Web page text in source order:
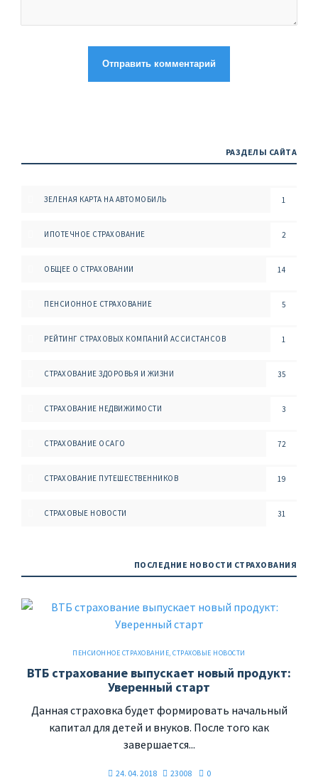
РАЗДЕЛЫ САЙТА
ЗЕЛЕНАЯ КАРТА НА АВТОМОБИЛЬ 1
ИПОТЕЧНОЕ СТРАХОВАНИЕ 2
ОБЩЕЕ О СТРАХОВАНИИ 14
ПЕНСИОННОЕ СТРАХОВАНИЕ 5
РЕЙТИНГ СТРАХОВЫХ КОМПАНИЙ АССИСТАНСОВ 1
СТРАХОВАНИЕ ЗДОРОВЬЯ И ЖИЗНИ 35
СТРАХОВАНИЕ НЕДВИЖИМОСТИ 3
СТРАХОВАНИЕ ОСАГО 72
СТРАХОВАНИЕ ПУТЕШЕСТВЕННИКОВ 19
СТРАХОВЫЕ НОВОСТИ 31
ПОСЛЕДНИЕ НОВОСТИ СТРАХОВАНИЯ
ПЕНСИОННОЕ СТРАХОВАНИЕ,СТРАХОВЫЕ НОВОСТИ
ВТБ страхование выпускает новый продукт:
Уверенный старт
Данная страховка будет формировать начальный
капитал для детей и внуков. После того как
завершается...
24. 04. 2018 23008 0